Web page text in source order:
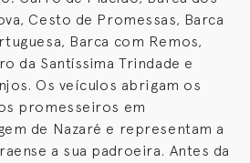
Cesto de Promessas, Barca
Barca com Remos,
da Santíssima Trindade e
Os veículos abrigam os
promesseiros em
de Nazaré e representam a
a sua padroeira. Antes da